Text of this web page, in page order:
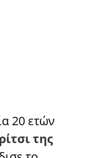
20 ετών
της